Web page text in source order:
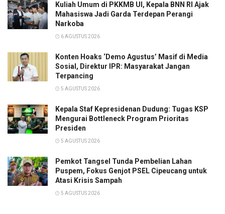
Kuliah Umum di PKKMB UI, Kepala BNN RI Ajak
Mahasiswa Jadi Garda Terdepan Perangi
Narkoba
6 AGUSTUS 2026
Konten Hoaks ‘Demo Agustus’ Masif di Media
Sosial, Direktur IPR: Masyarakat Jangan
Terpancing
5 AGUSTUS 2026
Kepala Staf Kepresidenan Dudung: Tugas KSP
Mengurai Bottleneck Program Prioritas
Presiden
5 AGUSTUS 2026
Pemkot Tangsel Tunda Pembelian Lahan
Puspem, Fokus Genjot PSEL Cipeucang untuk
Atasi Krisis Sampah
5 AGUSTUS 2026